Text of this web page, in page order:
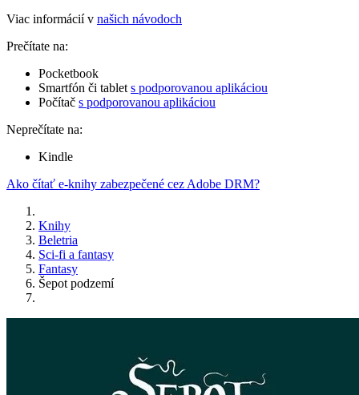
Viac informácií v našich návodoch
Prečítate na:
Pocketbook
Smartfón či tablet s podporovanou aplikáciou
Počítač s podporovanou aplikáciou
Neprečítate na:
Kindle
Ako čítať e-knihy zabezpečené cez Adobe DRM?
Knihy
Beletria
Sci-fi a fantasy
Fantasy
Šepot podzemí